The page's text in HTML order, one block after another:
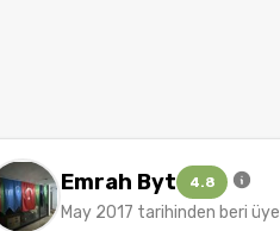
Emrah Byt 4.8
May 2017 tarihinden beri üye